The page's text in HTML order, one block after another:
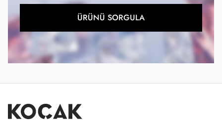
ÜRÜNÜ SORGULA